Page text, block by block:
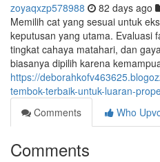
zoyaqxzp578988 82 days ago
Memilih cat yang sesuai untuk
keputusan yang utama. Evaluasi
tingkat cahaya matahari, dan
biasanya dipilih karena
https://
tembok-terbaik-untuk-luaran-
Comments
Who
Comments